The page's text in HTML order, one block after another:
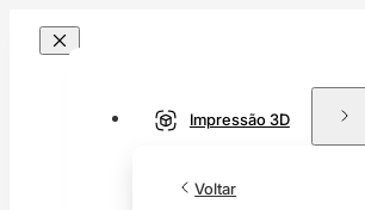
Impressão 3D
Voltar